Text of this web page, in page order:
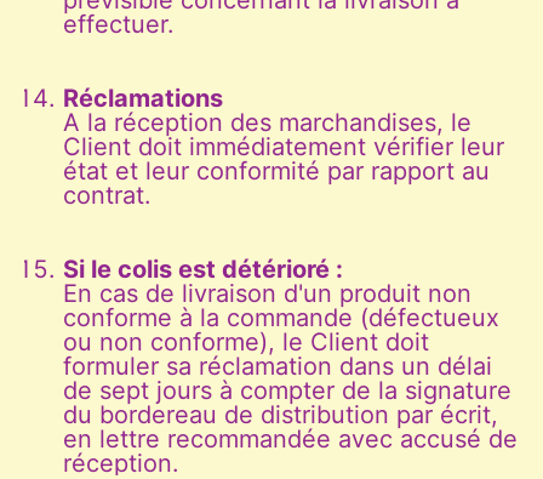
effectuer.
Réclamations
A la réception des marchandises, le
Client doit immédiatement vérifier leur
état et leur conformité par rapport au
contrat.
Si le colis est détérioré :
En cas de livraison d'un produit non
conforme à la commande (défectueux
ou non conforme), le Client doit
formuler sa réclamation dans un délai
de sept jours à compter de la signature
du bordereau de distribution par écrit,
en lettre recommandée avec accusé de
réception.